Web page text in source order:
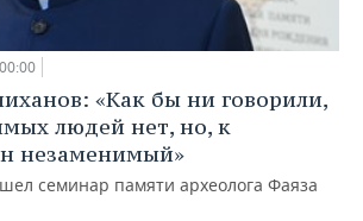
«Как бы ни говорили,
людей нет, но, к
незаменимый»
семинар памяти археолога Фаяза